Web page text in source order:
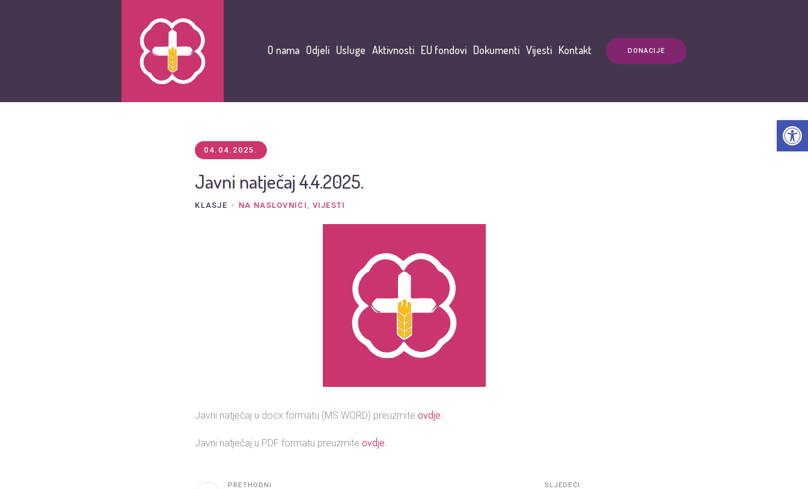
DONACIJE
O nama Odjeli Usluge Aktivnosti EU fondovi Dokumenti Vijesti Kontakt
04.04.2025.
Javni natječaj 4.4.2025.
KLASJE NA NASLOVNICI , VIJESTI
Javni natječaj u docx formatu (MS WORD) preuzmiteovdje.
Javni natječaj u PDF formatu preuzmiteovdje.
PRETHODNI SLJEDEĆI